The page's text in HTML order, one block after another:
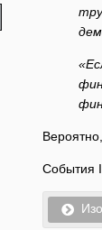
События